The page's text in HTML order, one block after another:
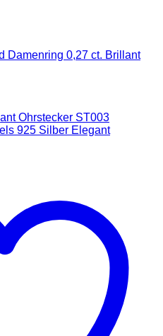
Damenring 0,27 ct. Brillant